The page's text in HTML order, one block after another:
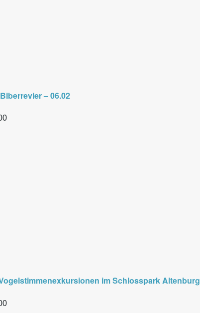
– 06.02
im Schlosspark Altenburg